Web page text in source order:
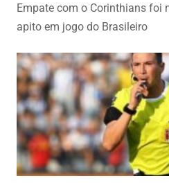
Empate com o Corinthians foi
apito em jogo do Brasileiro